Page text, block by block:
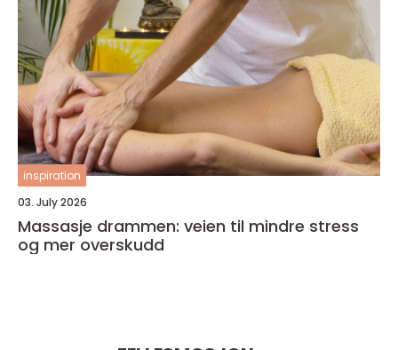
inspiration
03. July 2026
Massasje drammen: veien til mindre stress
og mer overskudd